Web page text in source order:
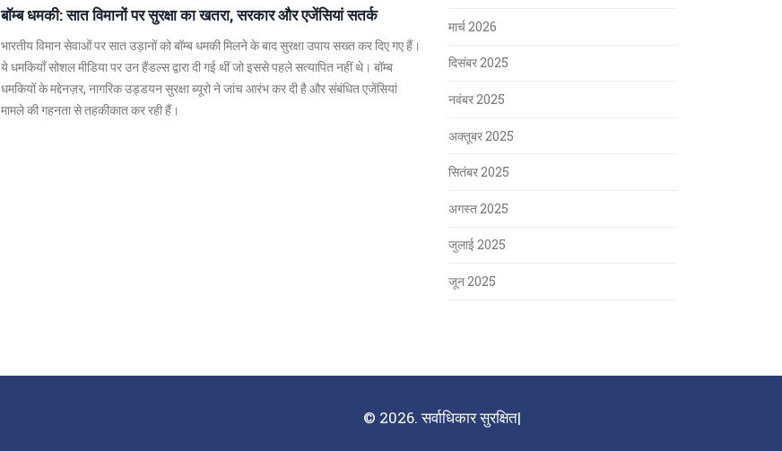
बॉम्ब धमकी: सात विमानों पर सुरक्षा का खतरा, सरकार और एजेंसियां सतर्क
भारतीय विमान सेवाओं पर सात उड़ानों को बॉम्ब धमकी मिलने के बाद सुरक्षा उपाय सख्त कर दिए गए हैं।
ये धमकियाँ सोशल मीडिया पर उन हैंडल्स द्वारा दी गई थीं जो इससे पहले सत्यापित नहीं थे। बॉम्ब
धमकियों के मद्देनज़र, नागरिक उड्डयन सुरक्षा ब्यूरो ने जांच आरंभ कर दी है और संबंधित एजेंसियां
मामले की गहनता से तहकीकात कर रही हैं।
मार्च 2026
दिसंबर 2025
नवंबर 2025
अक्तूबर 2025
सितंबर 2025
अगस्त 2025
जुलाई 2025
जून 2025
© 2026. सर्वाधिकार सुरक्षित|